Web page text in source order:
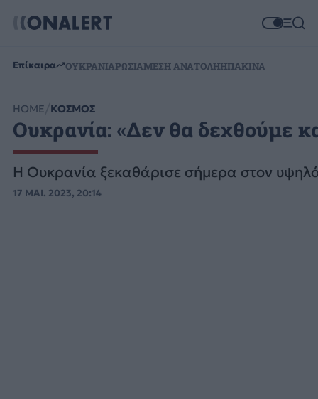
Επίκαιρα ΟΥΚΡΑΝΙΑΡΩΣΙΑΜΕΣΗ ΑΝΑΤΟΛΗΗΠΑΚΙΝΑ
HOME ΚΟΣΜΟΣ
Ουκρανία: «Δεν θα δεχθούμε
Η Ουκρανία ξεκαθάρισε σήμερα στον
17 ΜΑΙ. 2023, 20:14